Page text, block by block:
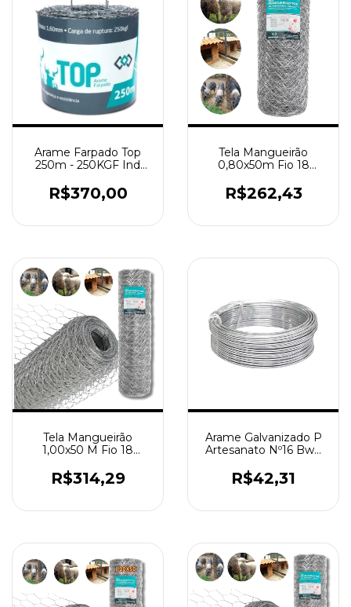
Arame Farpado Top
250m - 250KGF Ind
R$370,00
Tela Mangueirão
0,80x50m Fio 18
Cercados
R$262,43
Tela Mangueirão
1,00x50 M Fio 18
Viveiro
R$314,29
Arame Galvanizado P
Artesanato Nº16 Bwg
R$42,31